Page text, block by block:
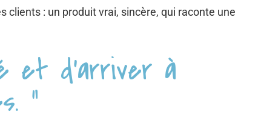
clients : un produit vrai, sincère, qui raconte une
et d’arriver à
"